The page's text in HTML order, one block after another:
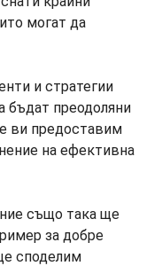
могат да
и стратегии
бъдат преодоляни
ви предоставим
на ефективна
също така ще
за добре
споделим